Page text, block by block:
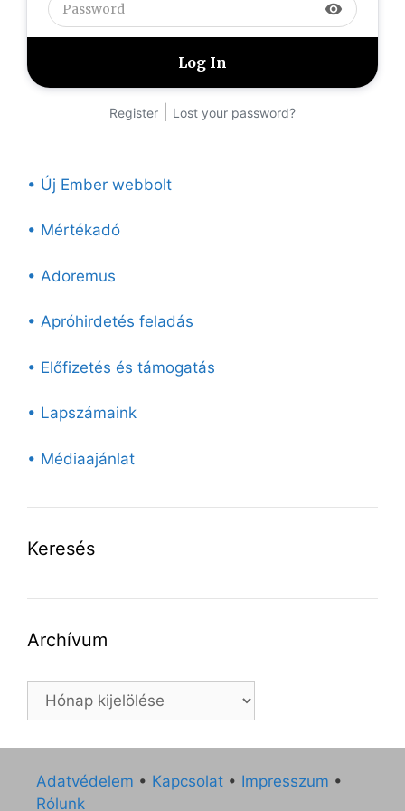
visibility
Register Lost your password?
• Új Ember webbolt
• Mértékadó
• Adoremus
• Apróhirdetés feladás
• Előfizetés és támogatás
• Lapszámaink
• Médiaajánlat
Keresés
Archívum
Archívum
Adatvédelem • Kapcsolat • Impresszum •
Rólunk